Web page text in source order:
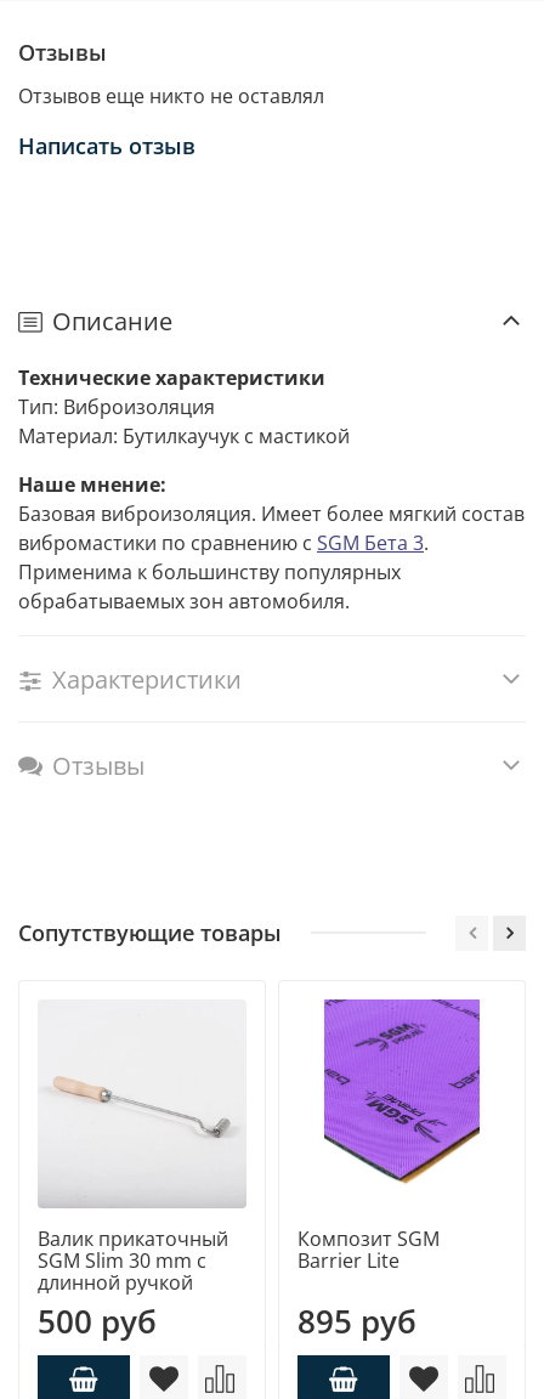
Отзывы
Отзывов еще никто не оставлял
Написать отзыв
Описание
Технические характеристики
Тип: Виброизоляция
Материал: Бутилкаучук с мастикой
Наше мнение:
Базовая виброизоляция. Имеет более мягкий состав
вибромастики по сравнению с SGM Бета 3.
Применима к большинству популярных
обрабатываемых зон автомобиля.
Характеристики
Отзывы
Сопутствующие товары
Валик прикаточный
SGM Slim 30 mm с
длинной ручкой
500 руб
Композит SGM
Barrier Lite
895 руб